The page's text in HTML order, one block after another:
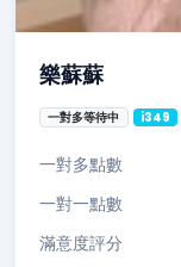
樂蘇蘇
一對多等待中 i349
一對多點數
一對一點數
滿意度評分